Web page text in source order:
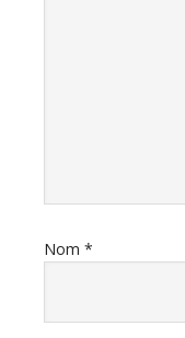
Nom *